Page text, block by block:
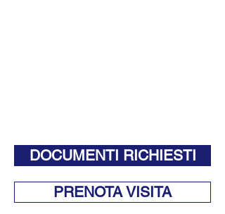
DOCUMENTI RICHIESTI
PRENOTA VISITA